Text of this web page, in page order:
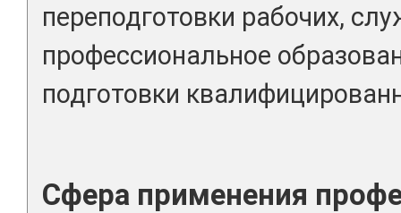
переподготовки рабочих,
профессиональное
подготовки
Сфера применения